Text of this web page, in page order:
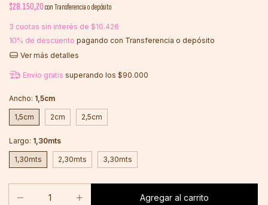
$28.150,20conTransferencia o depósito
3 cuotas sin interés de $10.426
10% de descuento pagando con Transferencia o depósito
Ver más detalles
Envío gratis superando los $90.000
Ancho: 1,5cm
1,5cm 2cm 2,5cm
Largo: 1,30mts
1,30mts 2,30mts 3,30mts